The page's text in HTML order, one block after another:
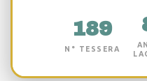
189
N° TESSERA